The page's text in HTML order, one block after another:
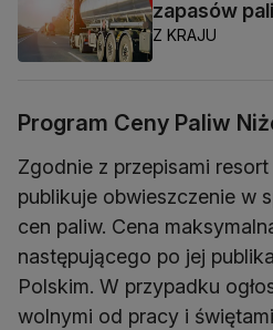
zapasów
Z KRAJU
Program Ceny Paliw
Zgodnie z przepisami
publikuje obwieszczenie w
cen paliw. Cena
następującego po jej
Polskim. W przypadku
wolnymi od pracy i